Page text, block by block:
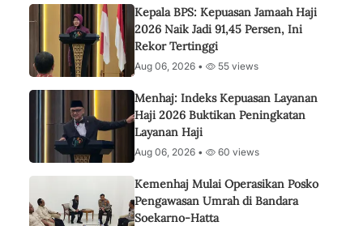
Kepala BPS: Kepuasan Jamaah Haji
2026 Naik Jadi 91,45 Persen, Ini
Rekor Tertinggi
Aug 06, 2026 • 55 views
Menhaj: Indeks Kepuasan Layanan
Haji 2026 Buktikan Peningkatan
Layanan Haji
Aug 06, 2026 • 60 views
Kemenhaj Mulai Operasikan Posko
Pengawasan Umrah di Bandara
Soekarno-Hatta